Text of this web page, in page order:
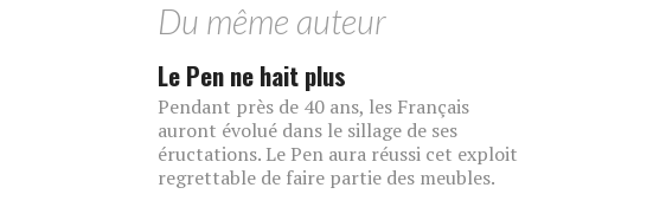
Du même auteur
Le Pen ne hait plus
Pendant près de 40 ans, les Français
auront évolué dans le sillage de ses
éructations. Le Pen aura réussi cet exploit
regrettable de faire partie des meubles.